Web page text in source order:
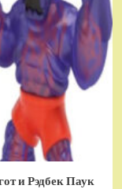
и Рэдбек Паук